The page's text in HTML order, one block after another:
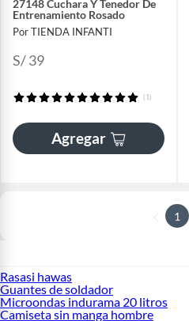
27148 Cuchara Y Tenedor De
Entrenamiento Rosado
Por TIENDA INFANTI
S/ 39
(1)
Agregar
1
Rasasi hawas
Guantes de soldador
Microondas indurama 20 litros
Camiseta sin manga hombre